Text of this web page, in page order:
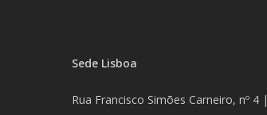
Sede Lisboa
Rua Francisco Simões Carneiro, nº 4 |